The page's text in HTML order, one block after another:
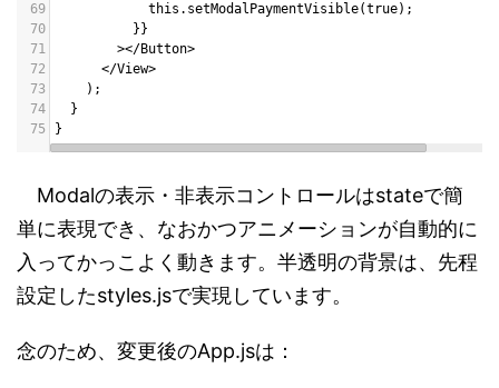
69
            this.setModalPaymentVisible(true);
70
          }}
71
        ></Button>
72
      </View>
73
    );
74
  }
75
}
Modalの表示・非表示コントロールはstateで簡
単に表現でき、なおかつアニメーションが自動的に
入ってかっこよく動きます。半透明の背景は、先程
設定したstyles.jsで実現しています。
念のため、変更後のApp.jsは：